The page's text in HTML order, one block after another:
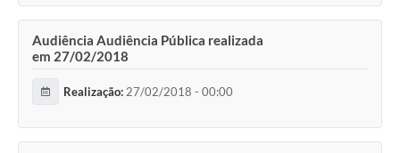
Audiência Audiência Pública realizada
em 27/02/2018
Realização: 27/02/2018 - 00:00